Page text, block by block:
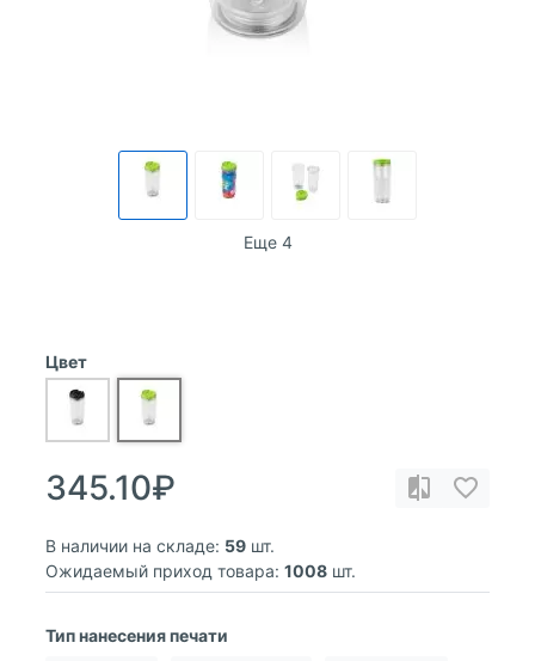
Еще 4
Цвет
345.10₽
В наличии на складе: 59 шт.
Ожидаемый приход товара: 1008 шт.
Тип нанесения печати